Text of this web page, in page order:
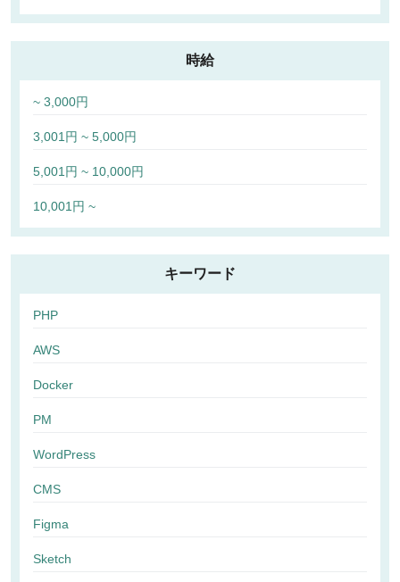
時給
~ 3,000円
3,001円 ~ 5,000円
5,001円 ~ 10,000円
10,001円 ~
キーワード
PHP
AWS
Docker
PM
WordPress
CMS
Figma
Sketch